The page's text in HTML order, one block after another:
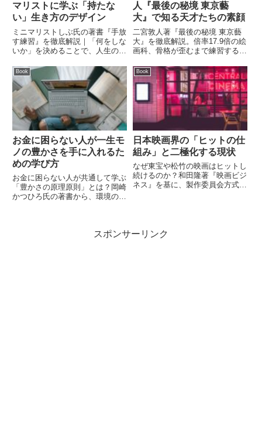
マリストに学ぶ「持たな
い」生き方のデザイン
ミニマリストしぶ氏の著書『手放
す練習』を徹底解説｜「何をしな
いか」を決めることで、人生の迷
択のパラドックスを解消し、余白
を作ることで自己肯定感を高める
具体的なステップとは？
人『最後の秘境 東京藝
大』で知る天才たちの素顔
二宮敦人著『最後の秘境 東京藝
大』を徹底解説。倍率17.9倍の絵
画科、骨格が歪むまで練習する音
ちのカオスな日常を紹介。芸術に
命を懸ける彼らの生き様から、好
きなことに没頭する情熱を学びま
Book
お金に困らない人が一生モ
ノの豊かさを手に入れるた
めの学び方
お金に困らない人が共通して学ぶ
「豊かさの原理原則」とは？岡崎
かつひろ氏の著書から、環境の変
化に強い自分を作るためのエッセ
Book
日本映画界の「ヒットの仕
組み」と二極化する現状
なぜ東宝や松竹の映画はヒットし
続けるのか？和田隆著『映画ビジ
ネス』を基に、製作委員会方式や
スポンサーリンク